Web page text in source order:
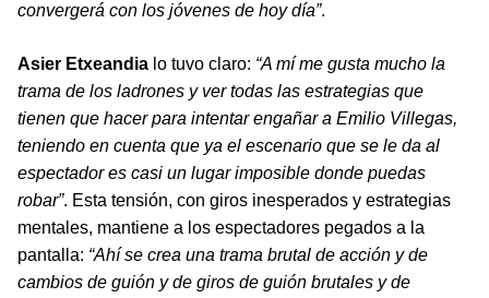
convergerá con los jóvenes de hoy día”.
Asier Etxeandia lo tuvo claro: “A mí me gusta mucho la
trama de los ladrones y ver todas las estrategias que
tienen que hacer para intentar engañar a Emilio Villegas,
teniendo en cuenta que ya el escenario que se le da al
espectador es casi un lugar imposible donde puedas
robar”. Esta tensión, con giros inesperados y estrategias
mentales, mantiene a los espectadores pegados a la
pantalla: “Ahí se crea una trama brutal de acción y de
cambios de guión y de giros de guión brutales y de